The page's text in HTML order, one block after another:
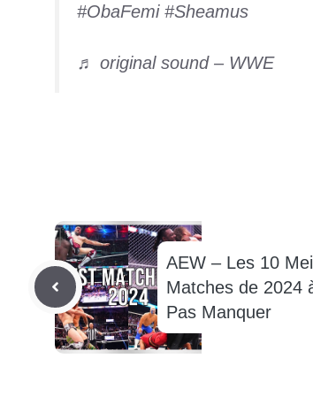
#ObaFemi #Sheamus
♬ original sound – WWE
AEW – Les 10
Matches de 2024
Pas Manquer